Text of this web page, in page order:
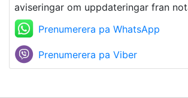
aviseringar om uppdateringar fran
Prenumerera pa WhatsApp
Prenumerera pa Viber